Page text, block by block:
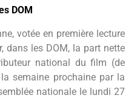
DOM
votée en première lecture
dans les DOM, la part nette
national du film (de
semaine prochaine par la
nationale le lundi 27